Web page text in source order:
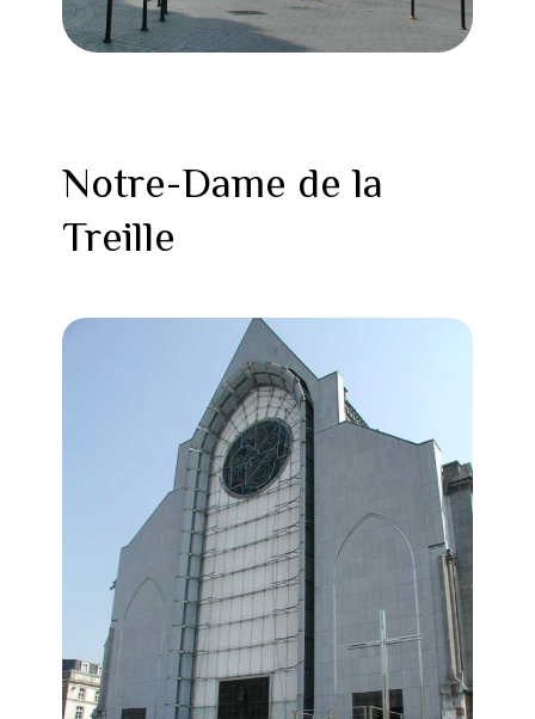
Notre-Dame de la
Treille